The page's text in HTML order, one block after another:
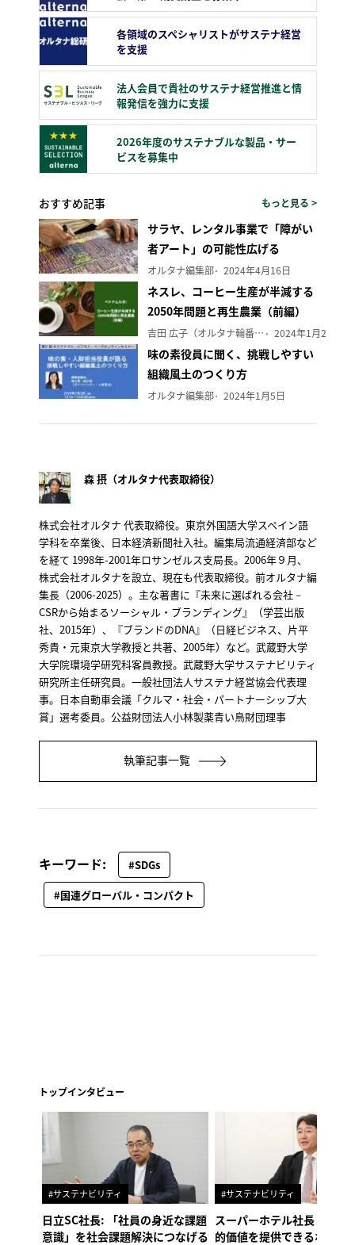
各領域のスペシャリストがサステナ経営
を支援
法人会員で貴社のサステナ経営推進と情
報発信を強力に支援
2026年度のサステナブルな製品・サー
ビスを募集中
おすすめ記事 もっと見る >
サラヤ、レンタル事業で「障がい
者アート」の可能性広げる
オルタナ編集部 2024年4月16日
ネスレ、コーヒー生産が半減する
2050年問題と再生農業（前編）
吉田 広子（オルタナ輪番編集長） 2024年1月29日
味の素役員に聞く、挑戦しやすい
組織風土のつくり方
オルタナ編集部 2024年1月5日
森 摂（オルタナ代表取締役）
株式会社オルタナ 代表取締役。東京外国語大学スペイン語
学科を卒業後、日本経済新聞社入社。編集局流通経済部など
を経て 1998年-2001年ロサンゼルス支局長。2006年９月、
株式会社オルタナを設立、現在も代表取締役。前オルタナ編
集長（2006-2025）。主な著書に『未来に選ばれる会社－
CSRから始まるソーシャル・ブランディング』（学芸出版
社、2015年）、『ブランドのDNA』（日経ビジネス、片平
秀貴・元東京大学教授と共著、2005年）など。武蔵野大学
大学院環境学研究科客員教授。武蔵野大学サステナビリティ
研究所主任研究員。一般社団法人サステナ経営協会代表理
事。日本自動車会議「クルマ・社会・パートナーシップ大
賞」選考委員。公益財団法人小林製薬青い鳥財団理事
執筆記事一覧
キーワード:
#SDGs
#国連グローバル・コンパクト
トップインタビュー
#サステナビリティ
日立SC社長: 「社員の身近な課題
意識」を社会課題解決につなげる
#サステナビリティ
スーパーホテル社長「地域
的価値を提供できるホテル